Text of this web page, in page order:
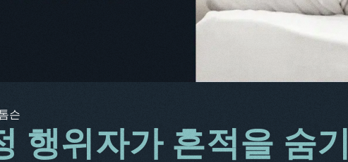
슨
행위자가 흔적을 숨